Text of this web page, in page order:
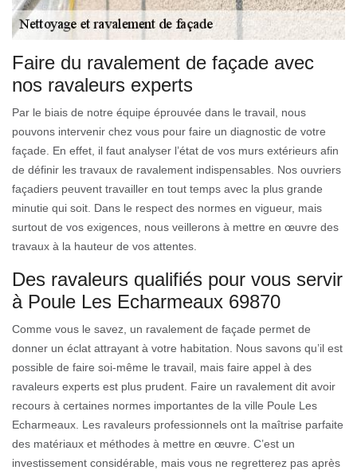
Faire du ravalement de façade avec
nos ravaleurs experts
Par le biais de notre équipe éprouvée dans le travail, nous
pouvons intervenir chez vous pour faire un diagnostic de votre
façade. En effet, il faut analyser l’état de vos murs extérieurs afin
de définir les travaux de ravalement indispensables. Nos ouvriers
façadiers peuvent travailler en tout temps avec la plus grande
minutie qui soit. Dans le respect des normes en vigueur, mais
surtout de vos exigences, nous veillerons à mettre en œuvre des
travaux à la hauteur de vos attentes.
Des ravaleurs qualifiés pour vous servir
à Poule Les Echarmeaux 69870
Comme vous le savez, un ravalement de façade permet de
donner un éclat attrayant à votre habitation. Nous savons qu’il est
possible de faire soi-même le travail, mais faire appel à des
ravaleurs experts est plus prudent. Faire un ravalement dit avoir
recours à certaines normes importantes de la ville Poule Les
Echarmeaux. Les ravaleurs professionnels ont la maîtrise parfaite
des matériaux et méthodes à mettre en œuvre. C’est un
investissement considérable, mais vous ne regretterez pas après